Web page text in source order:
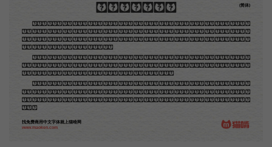
木刻创作法·序
地不问东西，凡木刻的图版，向来是画管画，刻管刻，印管印的。中国用得最早，而照例也久经衰
退；清光绪中，英人傅兰雅氏编印《格致汇编》，插图就已非中国刻工所能刻，精细的必需由英国运了
图版来。那就是所谓「木口木刻」，也即「复制木刻」，和用在编给印度人读的英文书，后来也就移给
中国人读的英文书上的插画，是同类的。
那时我还是一个儿童，见了这些图，便震惊于它的精工活泼，当作宝贝看。到近几年，才知道西洋
还有一种由画家一手造成的版画，也就是原画，倘用木版，便叫作「创作木刻」，是艺术家直接的创作
品，毫不假手于刻者和印者的。现在我们所要绍介的，便是这一种。
但是至今没有一本讲说木刻的书，这才是第一本。虽然稍简略，却已经给了读者一个大意。由此发
展下去，路是广大得很。题材会丰富起来的，技艺也会精炼起来的，采取新法，加以中国旧日之所长，
还有开出一条新的路径来的希望。那时作者各将自己的本领和心得，贡献出来，中国的木刻界就会发生
光焰。
(简体)
找免费商用中文字体就上猫啃网
www.maoken.com